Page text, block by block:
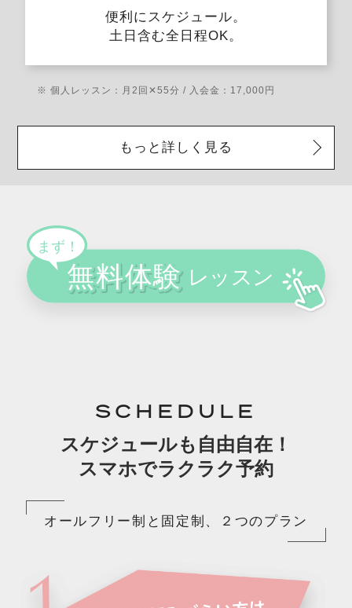
便利にスケジュール。
土日含む全日程OK。
※ 個人レッスン：月2回✕55分 / 入会金：17,000円
もっと詳しく見る
SCHEDULE
スケジュールも自由自在！
スマホでラクラク予約
オールフリー制と固定制、２つのプラン